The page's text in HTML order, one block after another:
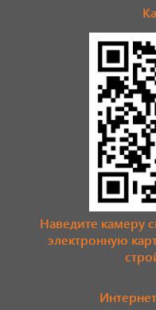
Наведите камеру
электронную